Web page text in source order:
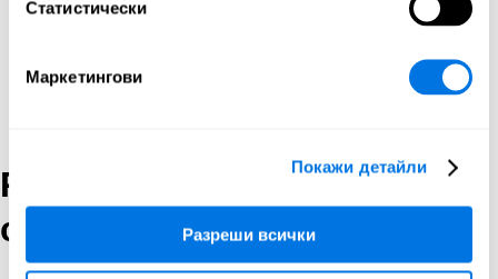
Статистически
Маркетингови
Покажи детайли
Разреши всички
характеристика
Разкажете ни за работата
си